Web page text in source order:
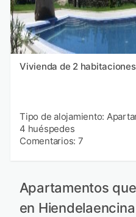
Vivienda de 2
Tipo de alojamiento:
4 huéspedes
Comentarios: 7
Apartamentos
en Hiendelaencina